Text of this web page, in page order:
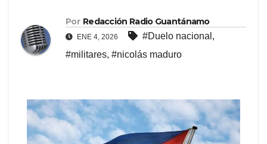
Por Redacción Radio Guantánamo
ENE 4, 2026 #Duelo nacional ,
#militares, #nicolás maduro